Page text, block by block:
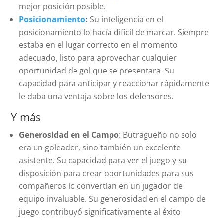
mejor posición posible.
Posicionamiento: Su inteligencia en el
posicionamiento lo hacía difícil de marcar. Siempre
estaba en el lugar correcto en el momento
adecuado, listo para aprovechar cualquier
oportunidad de gol que se presentara. Su
capacidad para anticipar y reaccionar rápidamente
le daba una ventaja sobre los defensores.
Y más
Generosidad en el Campo: Butragueño no solo
era un goleador, sino también un excelente
asistente. Su capacidad para ver el juego y su
disposición para crear oportunidades para sus
compañeros lo convertían en un jugador de
equipo invaluable. Su generosidad en el campo de
juego contribuyó significativamente al éxito